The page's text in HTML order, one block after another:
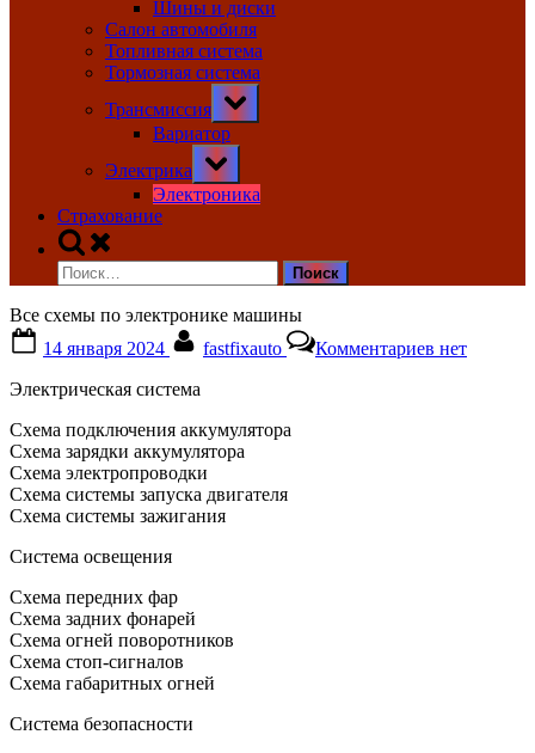
Шины и диски
Салон автомобиля
Топливная система
Тормозная система
Трансмиссия
Toggle
sub-
menu
Вариатор
Электрика
Toggle
sub-
menu
Электроника
Страхование
Toggle
search
form
Найти:
Все схемы по электронике машины
on
14 января 2024 fastfixauto Комментариевзаписи
нет
Электрическая система
Схема подключения аккумулятора
Схема зарядки аккумулятора
Схема электропроводки
Схема системы запуска двигателя
Схема системы зажигания
Система освещения
Схема передних фар
Схема задних фонарей
Схема огней поворотников
Схема стоп-сигналов
Схема габаритных огней
Система безопасности